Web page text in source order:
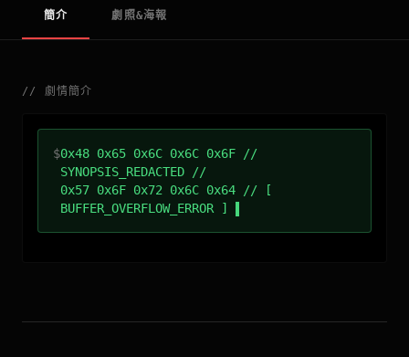
簡介 劇照&海報
// 劇情簡介
$0x48 0x65 0x6C 0x6C 0x6F //
SYNOPSIS_REDACTED //
0x57 0x6F 0x72 0x6C 0x64 // [
BUFFER_OVERFLOW_ERROR ]